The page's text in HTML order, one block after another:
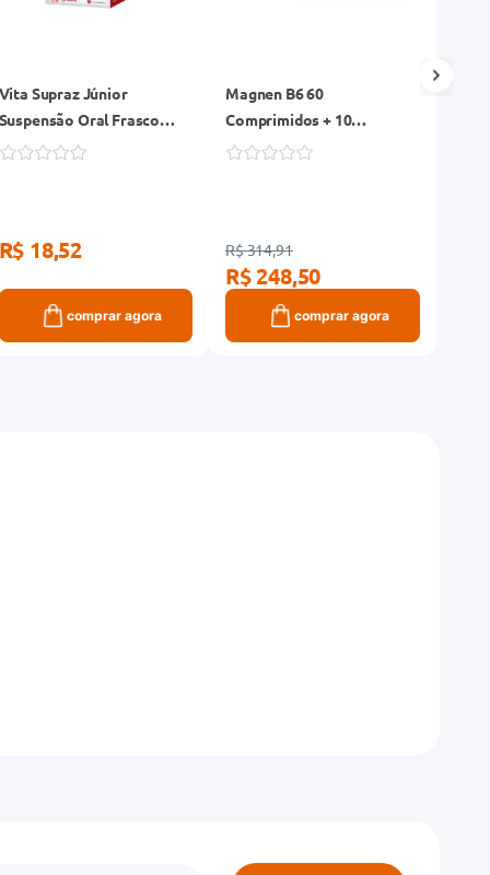
Supraz Júnior
Oral Frasco
18,52
comprar agora
Magnen B6 60
Comprimidos + 10
Comprimidos Grátis
R$ 314,91
R$ 248,50
comprar agora